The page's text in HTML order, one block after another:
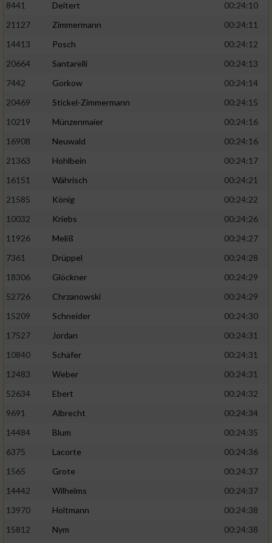
8441 Deitert
00:24:10
21127
Zimmermann
00:24:11
14413
Posch
00:24:12
20664
Santarelli
00:24:13
7442
Gorkow
00:24:14
20469
Stickel-Zimmermann
00:24:15
10219
Münzenmaier
00:24:16
16908
Neuwald
00:24:16
21363
Hohlbein
00:24:17
16151
Währisch
00:24:21
21585
König
00:24:22
10032
Kriebs
00:24:26
11926
Meliß
00:24:27
7361
Drüppel
00:24:28
18306
Glöckner
00:24:29
52726
Chrzanowski
00:24:29
15209
Schneider
00:24:30
17527
Jordan
00:24:31
10840
Schäfer
00:24:31
12483
Weber
00:24:31
52634
Ebert
00:24:32
9691
Albrecht
00:24:34
14484
Blum
00:24:35
6375
Lacorte
00:24:36
1565
Grote
00:24:37
14442
Wilhelms
00:24:37
13970
Holtmann
00:24:38
15812
Nym
00:24:38